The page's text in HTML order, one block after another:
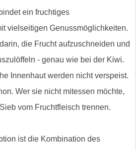
ein fruchtiges
vielseitigen Genussmöglichkeiten.
die Frucht aufzuschneiden und
- genau wie bei der Kiwi.
Innenhaut werden nicht verspeist.
Wer sie nicht mitessen möchte,
vom Fruchtfleisch trennen.
ist die Kombination des